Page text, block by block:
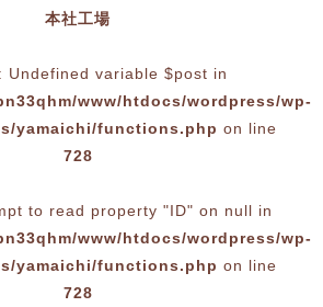
本社工場
: Undefined variable $post in
www/htdocs/wordpress/wp-
yamaichi/functions.php on line
728
to read property "ID" on null in
www/htdocs/wordpress/wp-
yamaichi/functions.php on line
728